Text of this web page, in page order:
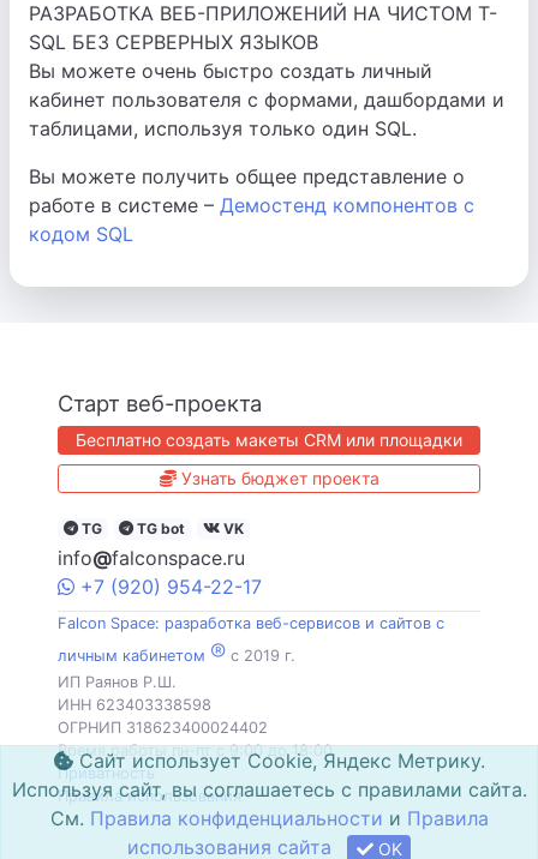
РАЗРАБОТКА ВЕБ-ПРИЛОЖЕНИЙ НА ЧИСТОМ T-
SQL БЕЗ СЕРВЕРНЫХ ЯЗЫКОВ
Вы можете очень быстро создать личный
кабинет пользователя с формами, дашбордами и
таблицами, используя только один SQL.
Вы можете получить общее представление о
работе в системе – Демостенд компонентов с
кодом SQL
Старт веб-проекта
Бесплатно создать макеты CRM или площадки
Узнать бюджет проекта
TG TG bot VK
info@falconspace.ru
+7 (920) 954-22-17
Falcon Space: разработка веб-сервисов и сайтов с
личным кабинетом ® c 2019 г.
ИП Раянов Р.Ш.
ИНН 623403338598
ОГРНИП 318623400024402
Время работы пн-пт с 9:00 до 18:00
Приватность
Правила использования
Сайт использует Cookie, Яндекс Метрику.
Используя сайт, вы соглашаетесь с правилами сайта.
См. Правила конфиденциальности и Правила
использования сайта
OK